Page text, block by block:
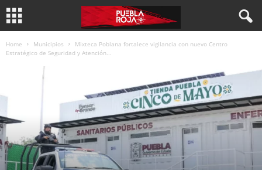
Home Municipios
Mixteca Poblana fortalece vigilancia con nuevo Centro
Estratégico de Seguridad y Atención...